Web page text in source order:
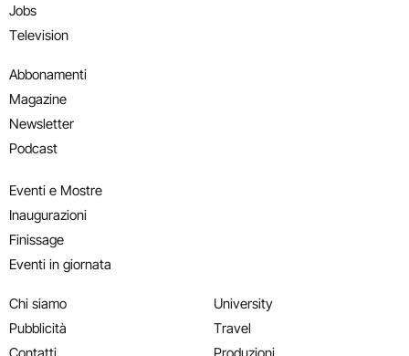
Jobs
Television
Abbonamenti
Magazine
Newsletter
Podcast
Eventi e Mostre
Inaugurazioni
Finissage
Eventi in giornata
Chi siamo
Pubblicità
University
Travel